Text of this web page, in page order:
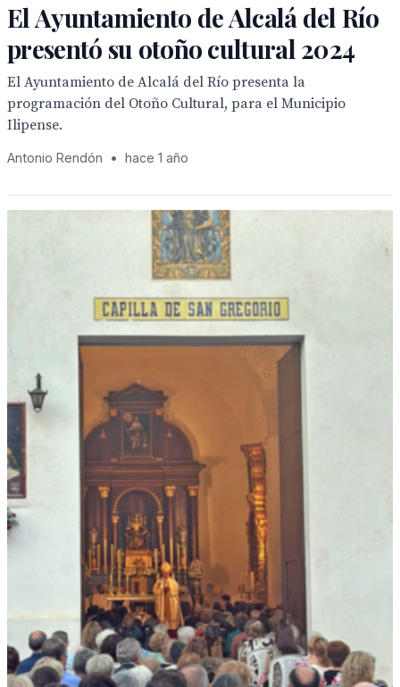
El Ayuntamiento de Alcalá del Río
presentó su otoño cultural 2024
El Ayuntamiento de Alcalá del Río presenta la
programación del Otoño Cultural, para el Municipio
Ilipense.
Antonio Rendón • hace 1 año